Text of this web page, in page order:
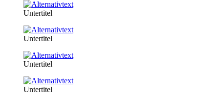
Untertitel
Untertitel
Untertitel
Untertitel